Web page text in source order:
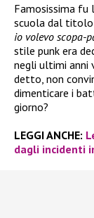
Famosissima fu
scuola dal titolo
io volevo scopa-
stile punk era
negli ultimi anni
detto, non
dimenticare i
giorno?
LEGGI ANCHE:
dagli incidenti